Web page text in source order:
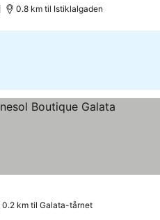
0.8 km til Istiklalgaden
0.2 km til Galata-tårnet